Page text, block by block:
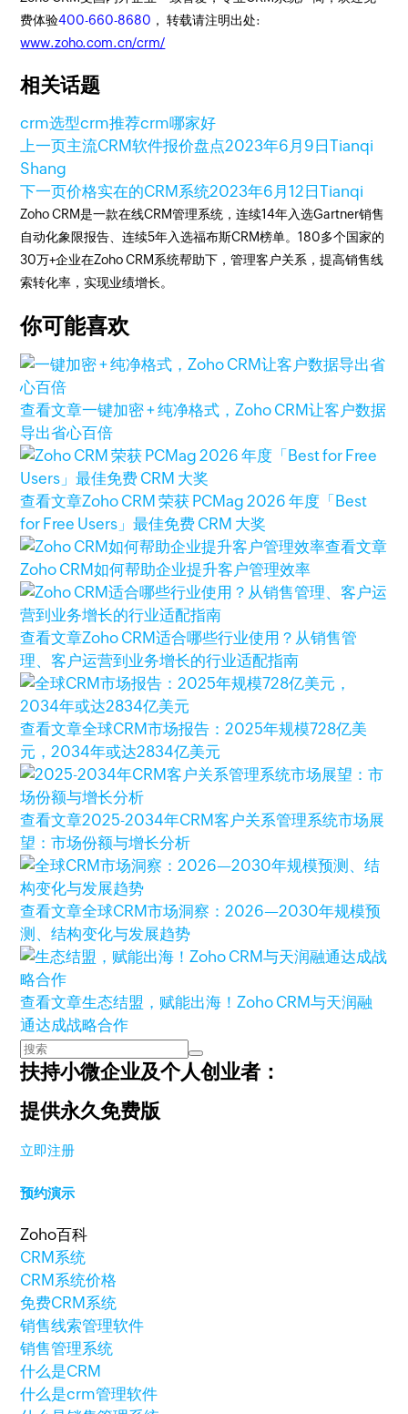
费体验400-660-8680 ， 转载请注明出处:
www.zoho.com.cn/crm/
相关话题
crm选型crm推荐crm哪家好
上一页主流CRM软件报价盘点2023年6月9日Tianqi
Shang
下一页价格实在的CRM系统2023年6月12日Tianqi
Zoho CRM是一款在线CRM管理系统，连续14年入选Gartner销售
自动化象限报告、连续5年入选福布斯CRM榜单。180多个国家的
30万+企业在Zoho CRM系统帮助下，管理客户关系，提高销售线
索转化率，实现业绩增长。
你可能喜欢
查看文章一键加密 + 纯净格式，Zoho CRM让客户数据
导出省心百倍
查看文章Zoho CRM 荣获 PCMag 2026 年度「Best
for Free Users」最佳免费 CRM 大奖
查看文章
Zoho CRM如何帮助企业提升客户管理效率
查看文章Zoho CRM适合哪些行业使用？从销售管
理、客户运营到业务增长的行业适配指南
查看文章全球CRM市场报告：2025年规模728亿美
元，2034年或达2834亿美元
查看文章2025-2034年CRM客户关系管理系统市场展
望：市场份额与增长分析
查看文章全球CRM市场洞察：2026—2030年规模预
测、结构变化与发展趋势
查看文章生态结盟，赋能出海！Zoho CRM与天润融
通达成战略合作
扶持小微企业及个人创业者：
提供永久免费版
立即注册
预约演示
Zoho百科
CRM系统
CRM系统价格
免费CRM系统
销售线索管理软件
销售管理系统
什么是CRM
什么是crm管理软件